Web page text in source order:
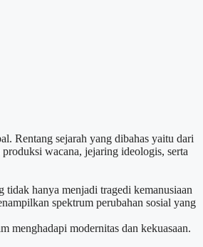
Rentang sejarah yang dibahas yaitu dari
wacana, jejaring ideologis, serta
hanya menjadi tragedi kemanusiaan
spektrum perubahan sosial yang
menghadapi modernitas dan kekuasaan.